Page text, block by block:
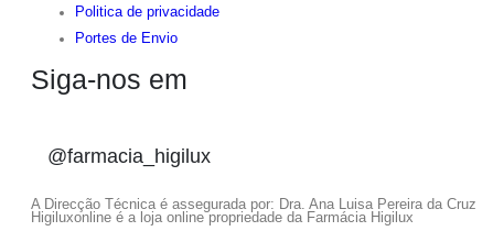
Politica de privacidade
Portes de Envio
Siga-nos em
@farmacia_higilux
A Direcção Técnica é assegurada por: Dra. Ana Luisa Pereira da Cruz
Higiluxonline é a loja online propriedade da Farmácia Higilux